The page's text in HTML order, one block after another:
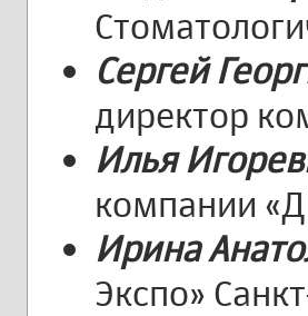
Сергей
директор
Илья
компании
Ирина
Экспо»